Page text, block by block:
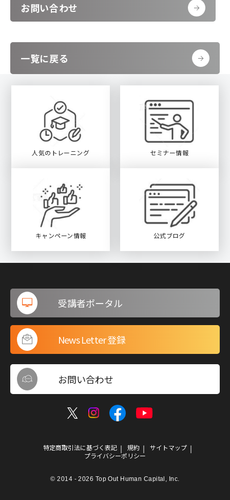
お問い合わせ
一覧に戻る
人気のトレーニング セミナー情報
キャンペーン情報 公式ブログ
特定商取引法に基づく表記 規約
サイトマップ
プライバシーポリシー
受講者ポータル
News Letter 登録
お問い合わせ
© 2014 - 2026 Top Out Human Capital, Inc.